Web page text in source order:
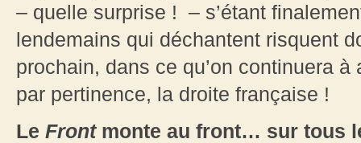
– quelle surprise ! – s’étant
lendemains qui déchantent risquent
prochain, dans ce qu’on continuera
par pertinence, la droite française !
Le Frontmonte au front… sur tous